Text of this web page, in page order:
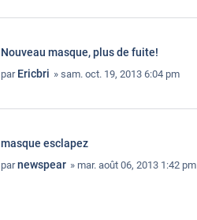
Nouveau masque, plus de fuite!
par Ericbri » sam. oct. 19, 2013 6:04 pm
masque esclapez
parnewspear » mar. août 06, 2013 1:42 pm